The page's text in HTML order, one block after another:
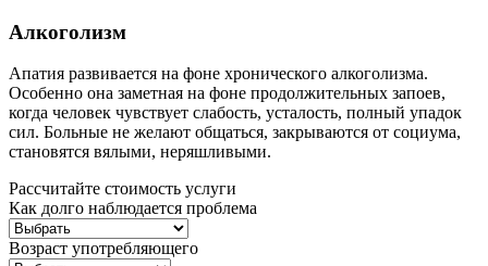
Алкоголизм
Апатия развивается на фоне хронического алкоголизма.
Особенно она заметная на фоне продолжительных запоев,
когда человек чувствует слабость, усталость, полный упадок
сил. Больные не желают общаться, закрываются от социума,
становятся вялыми, неряшливыми.
Рассчитайте стоимость услуги
Как долго наблюдается проблема
Возраст употребляющего